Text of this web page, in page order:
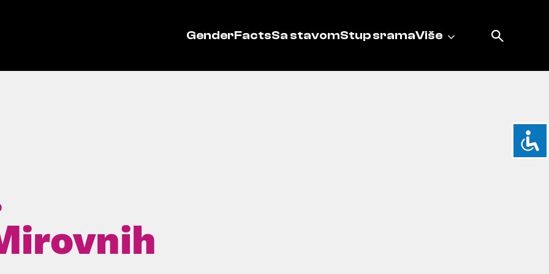
GenderFactsSa stavomStup sramaViše